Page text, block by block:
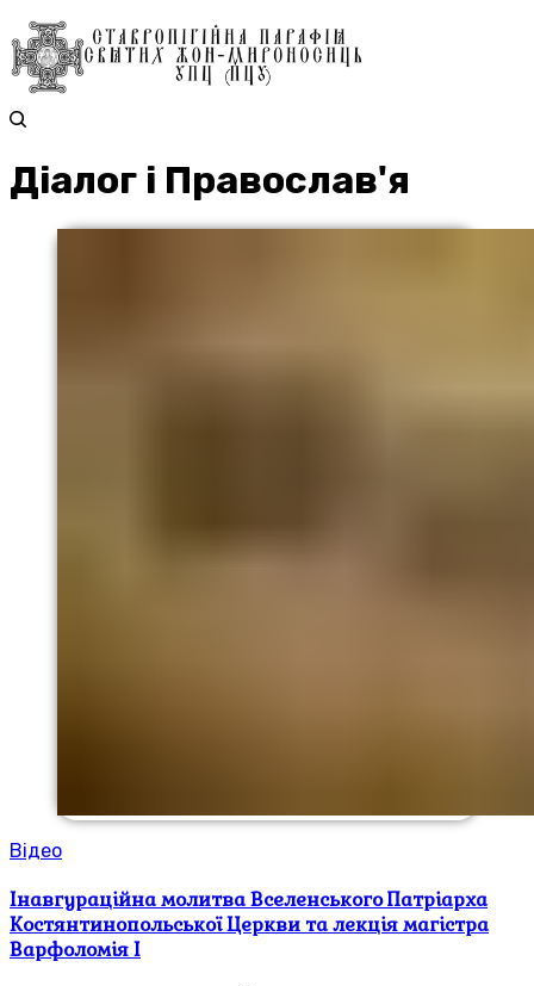
Діалог і Православ'я
Відео
Інавгураційна молитва Вселенського Патріарха
Костянтинопольської Церкви та лекція магістра
Варфоломія I